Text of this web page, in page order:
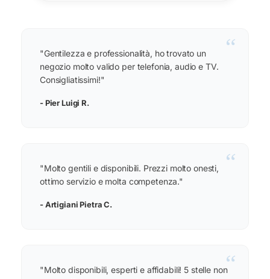
“
"Gentilezza e professionalità, ho trovato un
negozio molto valido per telefonia, audio e TV.
Consigliatissimi!"
- Pier Luigi R.
“
"Molto gentili e disponibili. Prezzi molto onesti,
ottimo servizio e molta competenza."
- Artigiani Pietra C.
“
"Molto disponibili, esperti e affidabili! 5 stelle non